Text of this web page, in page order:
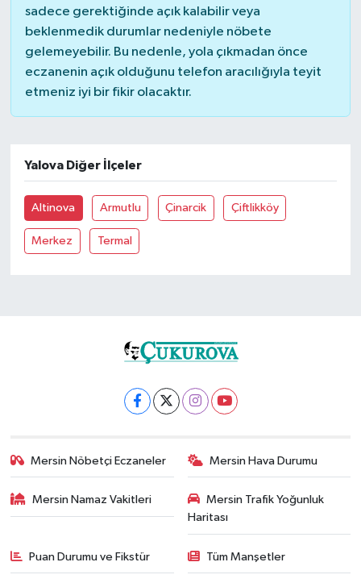
sadece gerektiğinde açık kalabilir veya
beklenmedik durumlar nedeniyle nöbete
gelemeyebilir. Bu nedenle, yola çıkmadan önce
eczanenin açık olduğunu telefon aracılığıyla teyit
etmeniz iyi bir fikir olacaktır.
Yalova Diğer İlçeler
Altinova Armutlu Çinarcik Çiftlikköy
Merkez Termal
Mersin Nöbetçi Eczaneler Mersin Hava Durumu
Mersin Namaz Vakitleri
Mersin Trafik Yoğunluk
Haritası
Puan Durumu ve Fikstür Tüm Manşetler